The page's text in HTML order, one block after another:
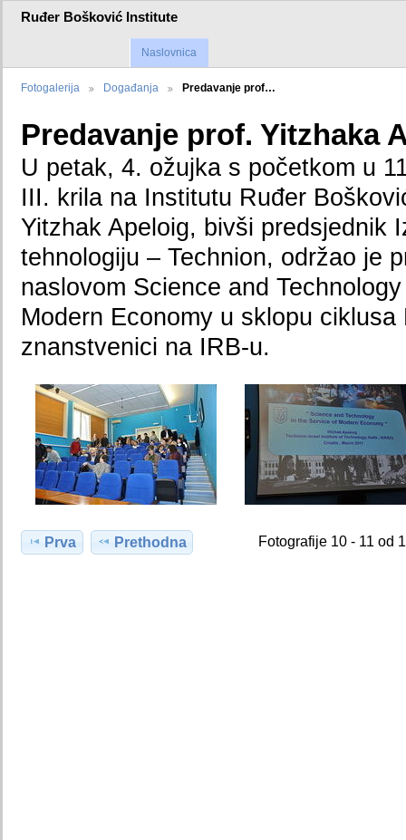
Ruđer Bošković Institute
Naslovnica
Fotogalerija Događanja Predavanje prof…
Predavanje prof. Yitzhaka
U petak, 4. ožujka s početkom u
III. krila na Institutu Ruđer
Yitzhak Apeloig, bivši predsjednik
tehnologiju – Technion, održao je
naslovom Science and
Modern Economy u sklopu ciklusa
znanstvenici na IRB-u.
Prva Prethodna Fotografije 10 - 11 od